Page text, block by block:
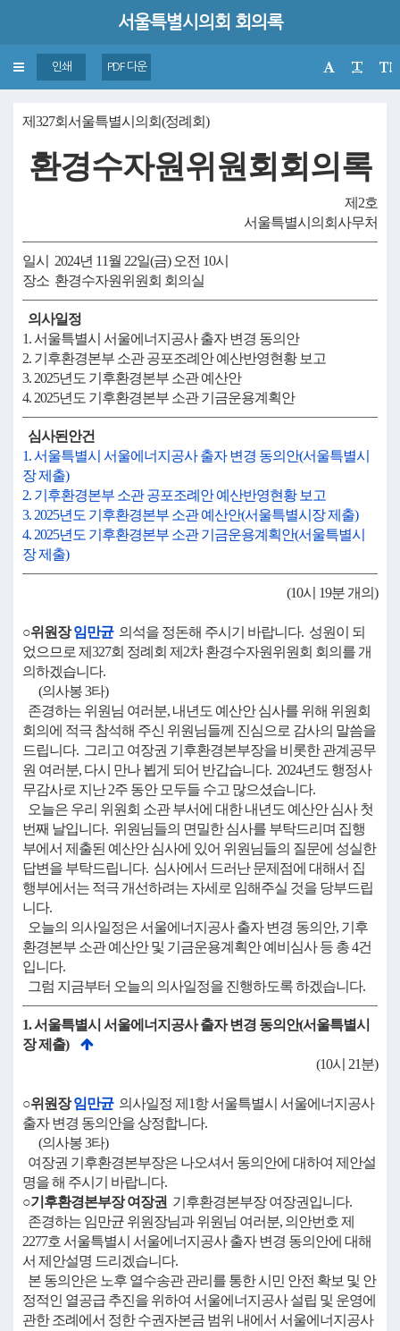
서울특별시의회 회의록
Toggle
navigation
인쇄 PDF 다운
제327회서울특별시의회(정례회)
환경수자원위원회회의록
제2호
서울특별시의회사무처
일시 2024년 11월 22일(금) 오전 10시
장소 환경수자원위원회 회의실
의사일정
1. 서울특별시 서울에너지공사 출자 변경 동의안
2. 기후환경본부 소관 공포조례안 예산반영현황 보고
3. 2025년도 기후환경본부 소관 예산안
4. 2025년도 기후환경본부 소관 기금운용계획안
심사된안건
1. 서울특별시 서울에너지공사 출자 변경 동의안(서울특별시
장 제출)
2. 기후환경본부 소관 공포조례안 예산반영현황 보고
3. 2025년도 기후환경본부 소관 예산안(서울특별시장 제출)
4. 2025년도 기후환경본부 소관 기금운용계획안(서울특별시
장 제출)
(10시 19분 개의)
○위원장임만균의석을 정돈해 주시기 바랍니다. 성원이 되
었으므로 제327회 정례회 제2차 환경수자원위원회 회의를 개
의하겠습니다.
(의사봉 3타)
존경하는 위원님 여러분, 내년도 예산안 심사를 위해 위원회
회의에 적극 참석해 주신 위원님들께 진심으로 감사의 말씀을
드립니다. 그리고 여장권 기후환경본부장을 비롯한 관계공무
원 여러분, 다시 만나 뵙게 되어 반갑습니다. 2024년도 행정사
무감사로 지난 2주 동안 모두들 수고 많으셨습니다.
오늘은 우리 위원회 소관 부서에 대한 내년도 예산안 심사 첫
번째 날입니다. 위원님들의 면밀한 심사를 부탁드리며 집행
부에서 제출된 예산안 심사에 있어 위원님들의 질문에 성실한
답변을 부탁드립니다. 심사에서 드러난 문제점에 대해서 집
행부에서는 적극 개선하려는 자세로 임해주실 것을 당부드립
니다.
오늘의 의사일정은 서울에너지공사 출자 변경 동의안, 기후
환경본부 소관 예산안 및 기금운용계획안 예비심사 등 총 4건
입니다.
그럼 지금부터 오늘의 의사일정을 진행하도록 하겠습니다.
1. 서울특별시 서울에너지공사 출자 변경 동의안(서울특별시
장 제출)
(10시 21분)
○위원장임만균의사일정 제1항 서울특별시 서울에너지공사
출자 변경 동의안을 상정합니다.
(의사봉 3타)
여장권 기후환경본부장은 나오셔서 동의안에 대하여 제안설
명을 해 주시기 바랍니다.
○기후환경본부장 여장권 기후환경본부장 여장권입니다.
존경하는 임만균 위원장님과 위원님 여러분, 의안번호 제
2277호 서울특별시 서울에너지공사 출자 변경 동의안에 대해
서 제안설명 드리겠습니다.
본 동의안은 노후 열수송관 관리를 통한 시민 안전 확보 및 안
정적인 열공급 추진을 위하여 서울에너지공사 설립 및 운영에
관한 조례에서 정한 수권자본금 범위 내에서 서울에너지공사